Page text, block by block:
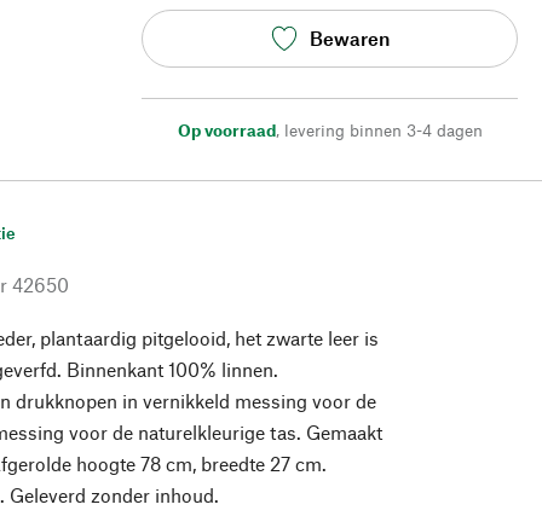
Bewaren
Op voorraad, levering binnen 3-4 dagen
42650
plantaardig pitgelooid, het zwarte leer is
Binnenkant 100% linnen.
drukknopen in vernikkeld messing voor de
voor de naturelkleurige tas. Gemaakt
hoogte 78 cm, breedte 27 cm.
Geleverd zonder inhoud.